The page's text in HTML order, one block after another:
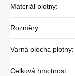
Materiál plotny:
Rozměry:
Varná plocha plotny:
Celková hmotnost: